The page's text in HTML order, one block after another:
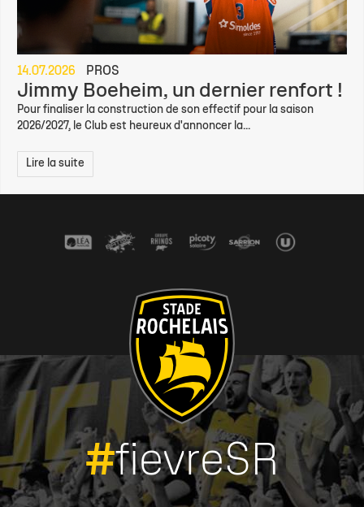
14.07.2026 PROS
Jimmy Boeheim, un dernier renfort !
Pour finaliser la construction de son effectif pour la saison
2026/2027, le Club est heureux d'annoncer la...
Lire la suite
#fievreSR